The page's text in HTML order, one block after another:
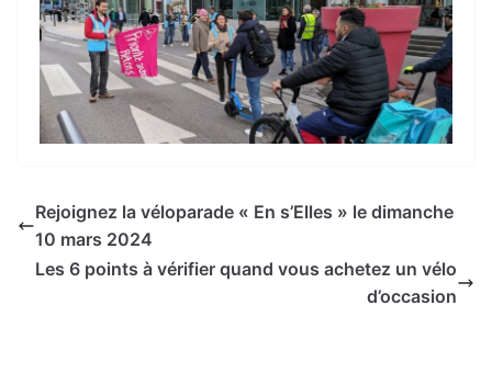
Rejoignez la véloparade « En s’Elles » le dimanche
10 mars 2024
Les 6 points à vérifier quand vous achetez un vélo
d’occasion